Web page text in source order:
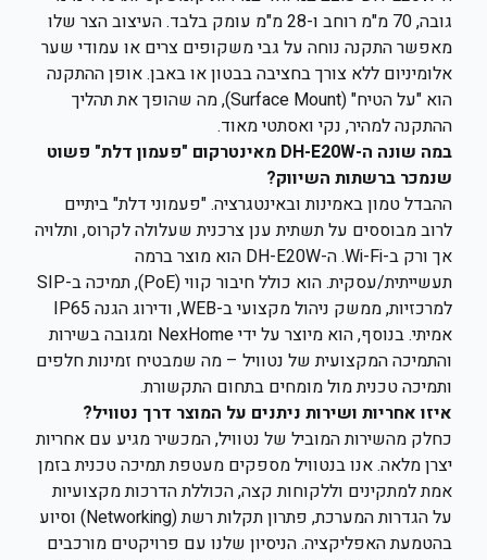
גובה, 70 מ"מ רוחב ו-28 מ"מ עומק בלבד. העיצוב הצר שלו
מאפשר התקנה נוחה על גבי משקופים צרים או עמודי שער
אלומיניום ללא צורך בחציבה בבטון או באבן. אופן ההתקנה
הוא "על הטיח" (Surface Mount), מה שהופך את תהליך
ההתקנה למהיר, נקי ואסתטי מאוד.
במה שונה ה-DH-E20W מאינטרקום "פעמון דלת" פשוט
שנמכר ברשתות השיווק?
ההבדל טמון באמינות ובאינטגרציה. "פעמוני דלת" ביתיים
לרוב מבוססים על תשתית ענן צרכנית שעלולה לקרוס, ותלויה
אך ורק ב-Wi-Fi. ה-DH-E20W הוא מוצר ברמה
תעשייתית/עסקית. הוא כולל חיבור קווי (PoE), תמיכה ב-SIP
למרכזיות, ממשק ניהול מקצועי ב-WEB, ודירוג הגנה IP65
אמיתי. בנוסף, הוא מיוצר על ידי NexHome ומגובה בשירות
והתמיכה המקצועית של נטוויל – מה שמבטיח זמינות חלפים
ותמיכה טכנית מול מומחים בתחום התקשורת.
איזו אחריות ושירות ניתנים על המוצר דרך נטוויל?
כחלק מהשירות המוביל של נטוויל, המכשיר מגיע עם אחריות
יצרן מלאה. אנו בנטוויל מספקים מעטפת תמיכה טכנית בזמן
אמת למתקינים וללקוחות קצה, הכוללת הדרכות מקצועיות
על הגדרות המערכת, פתרון תקלות רשת (Networking) וסיוע
בהטמעת האפליקציה. הניסיון שלנו עם פרויקטים מורכבים